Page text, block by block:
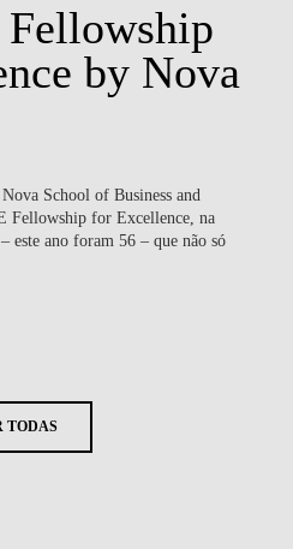
by Nova
School of Business and
Fellowship for Excellence, na
este ano foram 56 – que não só
TODAS